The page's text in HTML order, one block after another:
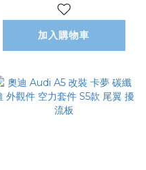
套件 STVBEK款 前下
巴
加入購物車